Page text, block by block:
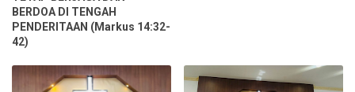
BERDOA DI TENGAH
PENDERITAAN (Markus 14:32-
42)